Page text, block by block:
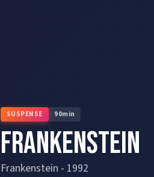
SUSPENSE 90min
Frankenstein
Frankenstein - 1992